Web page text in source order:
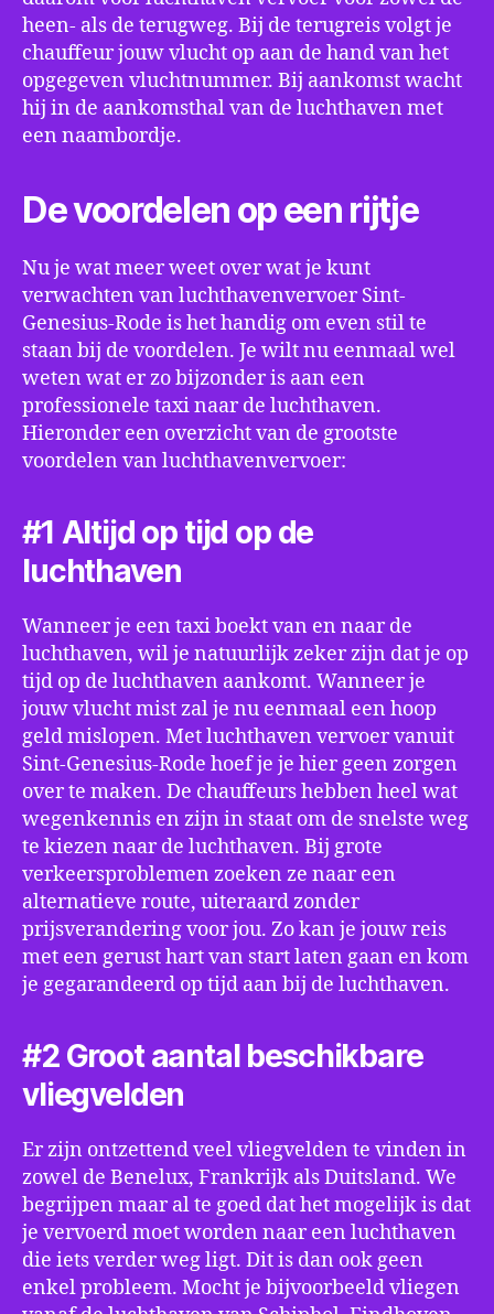
heen- als de terugweg. Bij de terugreis volgt je
chauffeur jouw vlucht op aan de hand van het
opgegeven vluchtnummer. Bij aankomst wacht
hij in de aankomsthal van de luchthaven met
een naambordje.
De voordelen op een rijtje
Nu je wat meer weet over wat je kunt
verwachten van luchthavenvervoer Sint-
Genesius-Rode is het handig om even stil te
staan bij de voordelen. Je wilt nu eenmaal wel
weten wat er zo bijzonder is aan een
professionele taxi naar de luchthaven.
Hieronder een overzicht van de grootste
voordelen van luchthavenvervoer:
#1 Altijd op tijd op de
luchthaven
Wanneer je een taxi boekt van en naar de
luchthaven, wil je natuurlijk zeker zijn dat je op
tijd op de luchthaven aankomt. Wanneer je
jouw vlucht mist zal je nu eenmaal een hoop
geld mislopen. Met luchthaven vervoer vanuit
Sint-Genesius-Rode hoef je je hier geen zorgen
over te maken. De chauffeurs hebben heel wat
wegenkennis en zijn in staat om de snelste weg
te kiezen naar de luchthaven. Bij grote
verkeersproblemen zoeken ze naar een
alternatieve route, uiteraard zonder
prijsverandering voor jou. Zo kan je jouw reis
met een gerust hart van start laten gaan en kom
je gegarandeerd op tijd aan bij de luchthaven.
#2 Groot aantal beschikbare
vliegvelden
Er zijn ontzettend veel vliegvelden te vinden in
zowel de Benelux, Frankrijk als Duitsland. We
begrijpen maar al te goed dat het mogelijk is dat
je vervoerd moet worden naar een luchthaven
die iets verder weg ligt. Dit is dan ook geen
enkel probleem. Mocht je bijvoorbeeld vliegen